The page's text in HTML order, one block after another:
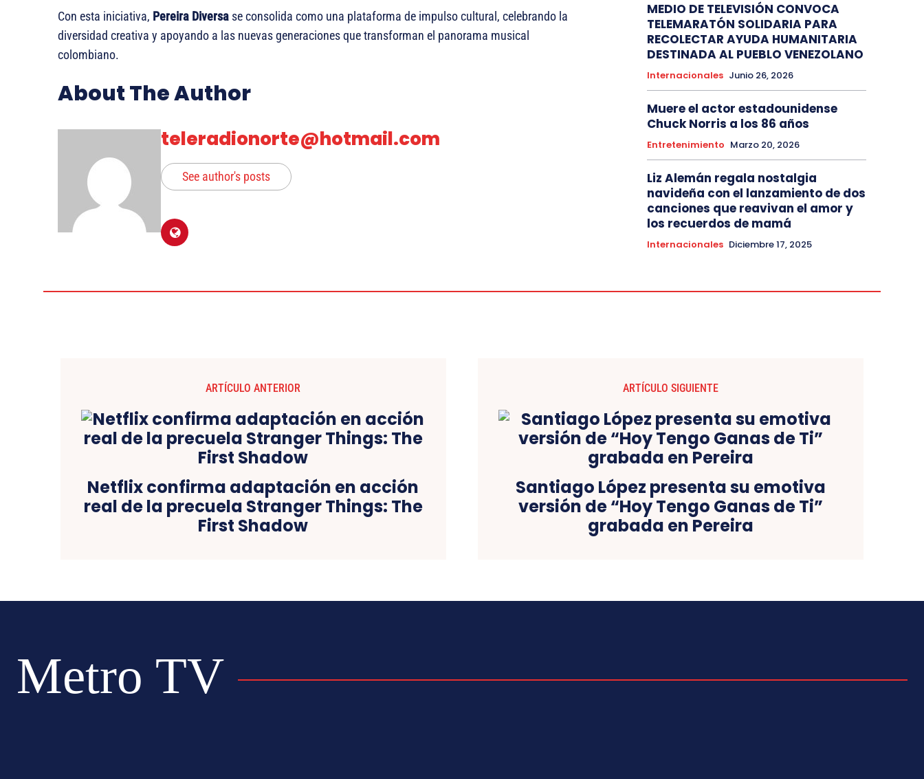
Con esta iniciativa, Pereira Diversa se consolida como una plataforma de impulso cultural, celebrando la
diversidad creativa y apoyando a las nuevas generaciones que transforman el panorama musical
colombiano.
About The Author
teleradionorte@hotmail.com
See author's posts
MEDIO DE TELEVISIÓN CONVOCA
TELEMARATÓN SOLIDARIA PARA
RECOLECTAR AYUDA HUMANITARIA
DESTINADA AL PUEBLO VENEZOLANO
Internacionales Junio 26, 2026
Muere el actor estadounidense
Chuck Norris a los 86 años
Entretenimiento Marzo 20, 2026
Liz Alemán regala nostalgia
navideña con el lanzamiento de dos
canciones que reavivan el amor y
los recuerdos de mamá
Internacionales Diciembre 17, 2025
ARTÍCULO ANTERIOR
Netflix confirma adaptación en acción
real de la precuela Stranger Things: The
First Shadow
ARTÍCULO SIGUIENTE
Santiago López presenta su emotiva
versión de “Hoy Tengo Ganas de Ti”
grabada en Pereira
Metro TV